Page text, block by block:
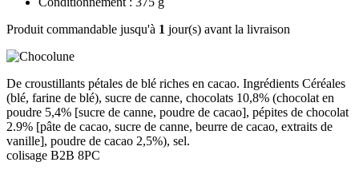
Produit commandable jusqu'à 1 jour(s) avant la livraison
De croustillants pétales de blé riches en cacao. Ingrédients Céréales
(blé, farine de blé), sucre de canne, chocolats 10,8% (chocolat en
poudre 5,4% [sucre de canne, poudre de cacao], pépites de chocolat
2.9% [pâte de cacao, sucre de canne, beurre de cacao, extraits de
vanille], poudre de cacao 2,5%), sel.
colisage B2B 8PC